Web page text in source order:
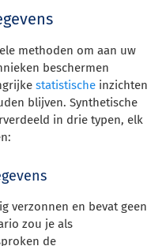
methoden om aan uw
beschermen
statistische inzichten
blijven. Synthetische
in drie typen, elk
verzonnen en bevat geen
zou je als
de